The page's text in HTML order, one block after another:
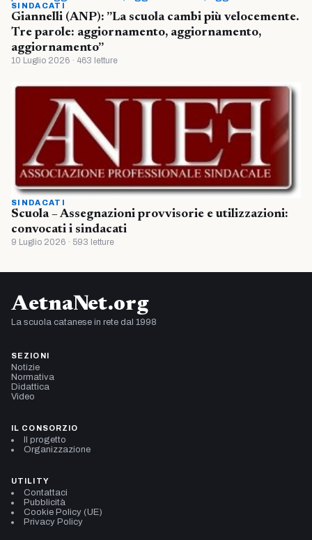
SINDACATI
Giannelli (ANP): ”La scuola cambi più velocemente.
Tre parole: aggiornamento, aggiornamento,
aggiornamento”
10 Luglio 2026 · 463 letture
SINDACATI
Scuola – Assegnazioni provvisorie e utilizzazioni:
convocati i sindacati
9 Luglio 2026 · 593 letture
AetnaNet.org
La scuola catanese in rete dal 1998
SEZIONI
Notizie
Normativa
Didattica
Video
IL CONSORZIO
Il progetto
Organizzazione
UTILITY
Contattaci
Pubblicità
Cookie Policy (UE)
Privacy Policy